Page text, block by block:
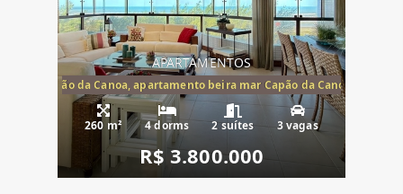
APARTAMENTOS
mar Capão da Canoa, apartamento beira mar Capão da Canoa,
260 m² 4 dorms 2 suítes 3 vagas
R$ 3.800.000